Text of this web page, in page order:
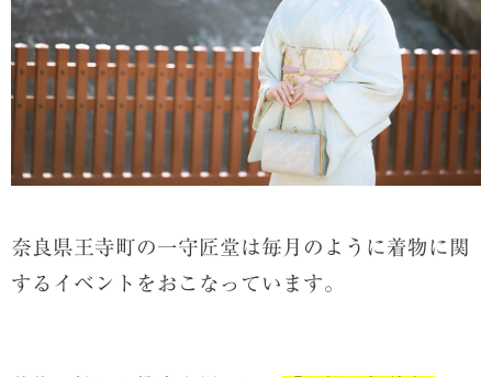
奈良県王寺町の一守匠堂は毎月のように着物に関
するイベントをおこなっています。